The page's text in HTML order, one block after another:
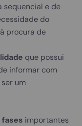
sequencial e de
do
procura de
que possui
informar com
um
fases importantes